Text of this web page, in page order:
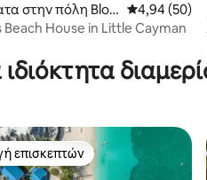
5, 38 κριτικές
στην πόλη Blos
Μέση
4,94 (50)
House in Little Cayman
ιδιόκτητα
επιλογή επισκεπτών
επισκεπτών